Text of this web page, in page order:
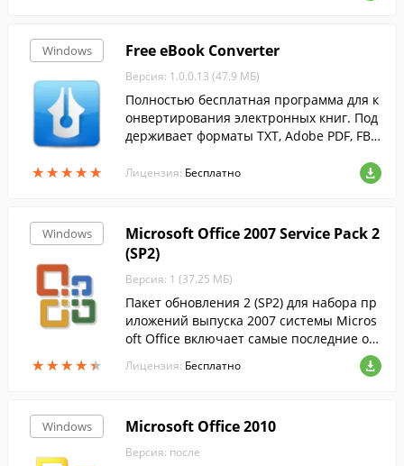
Windows
★★★★★
★★★★★
Free eBook Converter
Версия: 1.0.0.13 (47.9 МБ)
Полностью бесплатная программа для к
онвертирования электронных книг. Под
держивает форматы TXT, Adobe PDF, FB2,
Лицензия: Бесплатно
Windows
★★★★★
★★★★★
Microsoft Office 2007 Service Pack 2
(SP2)
Версия: 1 (37.25 МБ)
Пакет обновления 2 (SP2) для набора пр
иложений выпуска 2007 системы Micros
oft Office включает самые последние об
новления набора приложений Office 200
7....
Лицензия: Бесплатно
Windows Microsoft Office 2010
Версия: после